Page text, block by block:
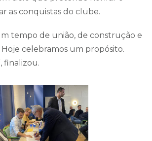
as conquistas do clube.
tempo de união, de construção e
celebramos um propósito.
finalizou.